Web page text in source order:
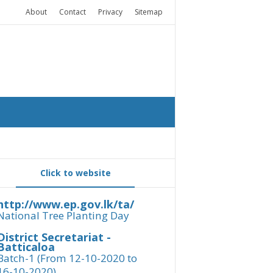
About Contact Privacy Sitemap
Click to website
www.ep.gov.lk/ta/
Tree Planting Day
Secretariat -
1 (From 12-10-2020 to